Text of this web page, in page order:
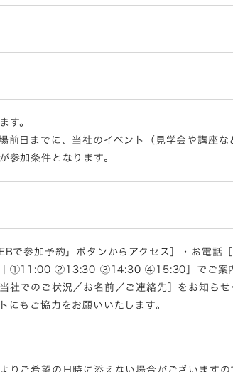
す。
前日までに、当社のイベント（見学会や講座
参加条件となります。
で参加予約」ボタンからアクセス］・お電
｜①11:00 ②13:30 ③14:30 ④15:30］でご案内
でのご状況／お名前／ご連絡先］をお知ら
にもご協力をお願いいたします。
りご希望の日時に添えない場合がございます